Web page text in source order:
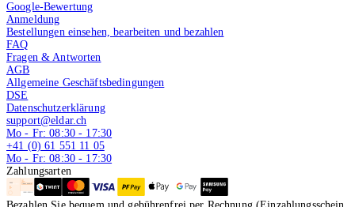
Google-Bewertung
Anmeldung
Bestellungen einsehen, bearbeiten und bezahlen
FAQ
Fragen & Antworten
AGB
Allgemeine Geschäftsbedingungen
DSE
Datenschutzerklärung
support@eldar.ch
Mo - Fr: 08:30 - 17:30
+41 (0) 61 551 11 05
Mo - Fr: 08:30 - 17:30
Zahlungsarten